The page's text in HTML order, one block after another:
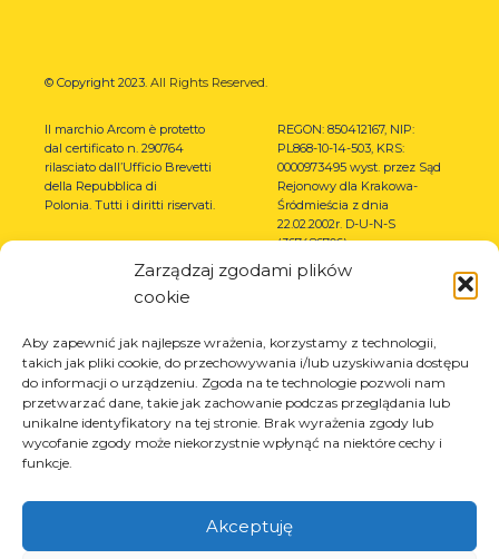
Zarządzaj zgodami plików
cookie
Aby zapewnić jak najlepsze wrażenia, korzystamy z technologii,
takich jak pliki cookie, do przechowywania i/lub uzyskiwania dostępu
do informacji o urządzeniu. Zgoda na te technologie pozwoli nam
przetwarzać dane, takie jak zachowanie podczas przeglądania lub
unikalne identyfikatory na tej stronie. Brak wyrażenia zgody lub
wycofanie zgody może niekorzystnie wpłynąć na niektóre cechy i
funkcje.
Akceptuję
© Copyright 2023. All Rights Reserved.
Il marchio Arcom è protetto
dal certificato n. 290764
rilasciato dall’Ufficio Brevetti
della Repubblica di
Polonia. Tutti i diritti riservati.
REGON: 850412167, NIP:
PL868-10-14-503, KRS:
0000973495 wyst. przez Sąd
Rejonowy dla Krakowa-
Śródmieścia z dnia
22.02.2002r. D-U-N-S
(367486706)